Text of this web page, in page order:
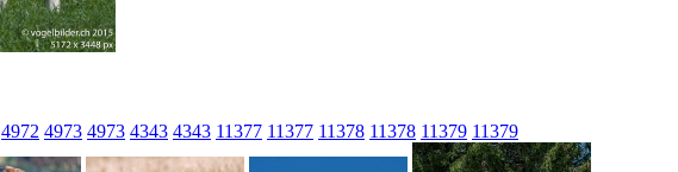
4972 4973 4973 4343 4343 11377 11377 11378 11378 11379 11379